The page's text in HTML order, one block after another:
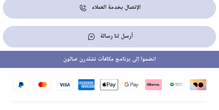
الإتصال بخدمة العملاء
أرسل لنا رسالة
انضموا إلى برنامج مكافآت تشلدرن صالون